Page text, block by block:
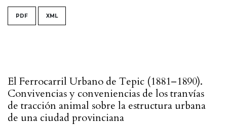
PDF XML
El Ferrocarril Urbano de Tepic (1881–1890).
Convivencias y conveniencias de los tranvías
de tracción animal sobre la estructura urbana
de una ciudad provinciana